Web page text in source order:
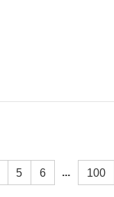
5 6 ... 100